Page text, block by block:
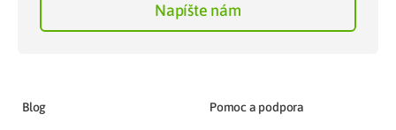
Napíšte nám
Blog Pomoc a podpora